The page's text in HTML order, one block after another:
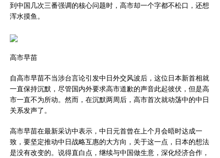
到中国几次三番强调的核心问题时，高市却一个字都不松口，还想
浑水摸鱼。
高市早苗
自高市早苗不当涉台言论引发中日外交风波后，这位日本新首相就
一直保持沉默，尽管国内外要求高市道歉的声音此起彼伏，但是高
市一直不为所动。然而，在沉默两周后，高市首次就动荡中的中日
关系发声了。
高市早苗在最新采访中表示，中日元首曾在上个月会晤时达成一
致，要坚定推动中日战略互惠的大方向，关于这一点，日本的想法
是没有改变的。说得直白点，继续与中国做生意，深化经济合作，